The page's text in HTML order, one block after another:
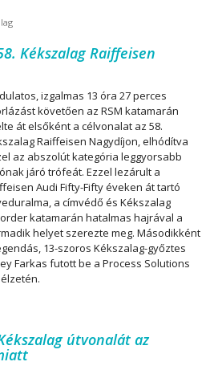
Kékszalag Raiffeisen
izgalmas 13 óra 27 perces
követően az RSM katamarán
át elsőként a célvonalat az 58.
Raiffeisen Nagydíjon, elhódítva
az abszolút kategória leggyorsabb
járó trófeát. Ezzel lezárult a
Audi Fifty-Fifty éveken át tartó
a címvédő és Kékszalag
katamarán hatalmas hajrával a
helyet szerezte meg. Másodikként
13-szoros Kékszalag-győztes
Farkas futott be a Process Solutions
útvonalát az